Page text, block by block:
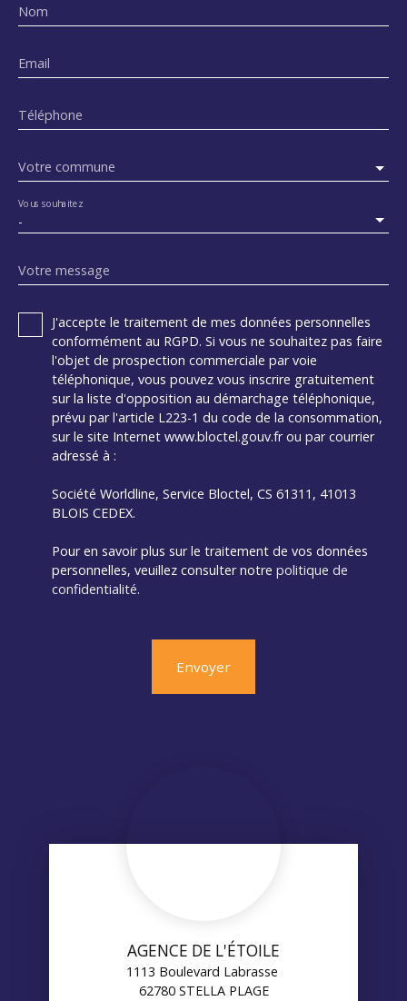
Nom
Email
Téléphone
Votre commune
-
Vous souhaitez
Votre message
J'accepte le traitement de mes données personnelles
conformément au RGPD. Si vous ne souhaitez pas faire
l'objet de prospection commerciale par voie
téléphonique, vous pouvez vous inscrire gratuitement
sur la liste d'opposition au démarchage téléphonique,
prévu par l'article L223-1 du code de la consommation,
sur le site Internet www.bloctel.gouv.fr ou par courrier
adressé à :
Société Worldline, Service Bloctel, CS 61311, 41013
BLOIS CEDEX.
Pour en savoir plus sur le traitement de vos données
personnelles, veuillez consulter notre politique de
confidentialité.
Envoyer
AGENCE DE L'ÉTOILE
1113 Boulevard Labrasse
62780 STELLA PLAGE